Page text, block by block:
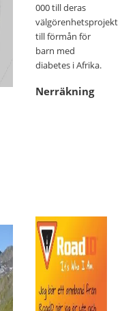
000 till deras
välgörenhetsprojekt
till förmån för
barn med
diabetes i Afrika.
Nerräkning